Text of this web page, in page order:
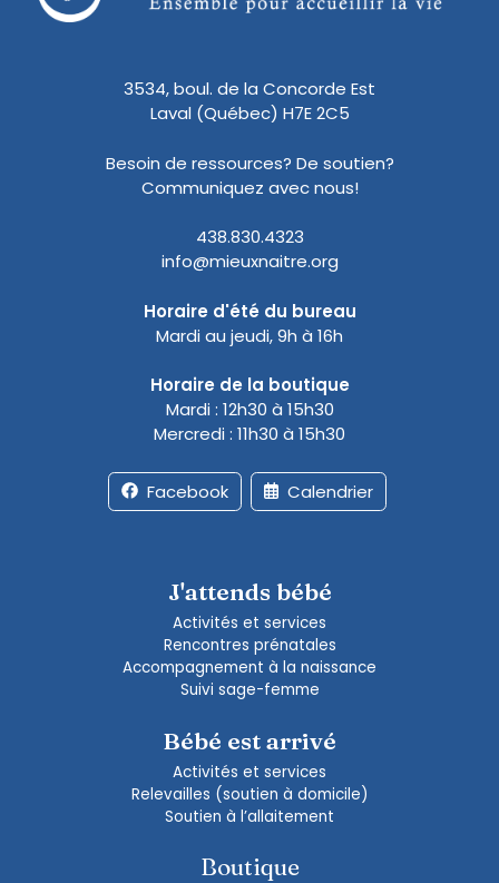
3534, boul. de la Concorde Est
Laval (Québec) H7E 2C5
Besoin de ressources? De soutien?
Communiquez avec nous!
438.830.4323
info@mieuxnaitre.org
Horaire d'été du bureau
Mardi au jeudi, 9h à 16h
Horaire de la boutique
Mardi : 12h30 à 15h30
Mercredi : 11h30 à 15h30
Facebook Calendrier
J'attends bébé
Activités et services
Rencontres prénatales
Accompagnement à la naissance
Suivi sage-femme
Bébé est arrivé
Activités et services
Relevailles (soutien à domicile)
Soutien à l’allaitement
Boutique